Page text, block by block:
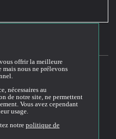
web
(CGVU)
offrir la meilleure
mais nous ne prélevons
nécessaires au
de notre site, ne permettent
Vous avez cependant
usage.
notre politique de